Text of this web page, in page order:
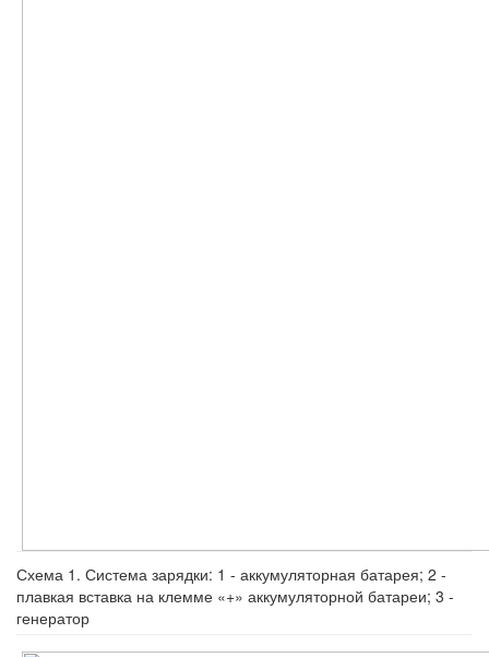
Схема 1. Система зарядки: 1 - аккумуляторная батарея; 2 -
плавкая вставка на клемме «+» аккумуляторной батареи; 3 -
генератор